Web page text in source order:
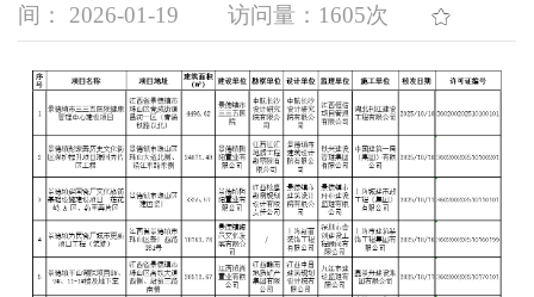
间： 2026-01-19 访问量： 1605次